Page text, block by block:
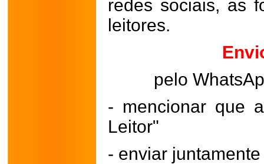
redes sociais, as
leitores.
pelo
- mencionar que
Leitor"
- enviar